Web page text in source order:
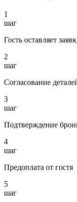
1
шаг
Гость оставляет
2
шаг
Согласование
3
шаг
Подтверждение
4
шаг
Предоплата от гостя
5
шаг